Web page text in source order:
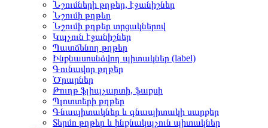
Նշումների թղթեր, էջանիշներ
Նշումի թղթեր
Նշումի թղթեր տրցակներով
Կպչուն էջանիշներ
Պատճենող թղթեր
Ինքնասոսնձվող պիտակներ (label)
Գունավոր թղթեր
Ծրարներ
Թուղթ ֆլիպչարտի, ֆաքսի
Պլոտտերի թղթեր
Գնապիտակներ և գնապիտակի սարքեր
Տերմո թղթեր և ինքնակպչուն պիտակներ